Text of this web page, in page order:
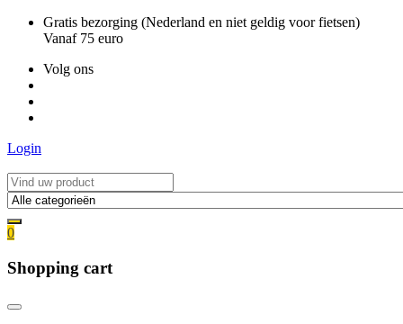
inhoud
Gratis bezorging (Nederland en niet geldig voor fietsen)
Vanaf 75 euro
Volg ons
Login
0
Shopping cart